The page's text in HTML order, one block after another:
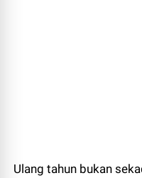
Ulang tahun bukan